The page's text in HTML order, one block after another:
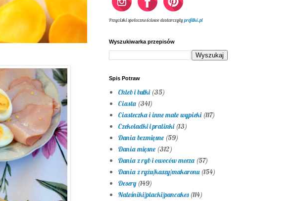
Przyciski społecznościowe dostarczyłyprofilki.pl
Wyszukiwarka przepisów
Spis Potraw
Chleb i bułki (35)
Ciasta (341)
Ciasteczka i inne małe wypieki (117)
Czekoladki i pralinki (13)
Dania bezmięsne (59)
Dania mięsne (312)
Dania z ryb i owoców morza (57)
Dania z ryżu/kaszy/makaronu (154)
Desery (149)
Naleśniki/placki/pancakes (114)